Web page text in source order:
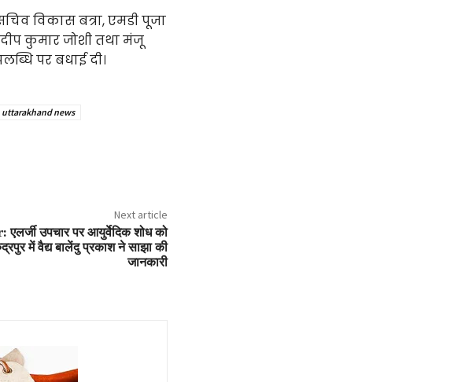
विकास बत्रा, एमडी पूजा
कुमार जोशी तथा मंजू
पर बधाई दी।
uttarakhand news
Next article
उपचार पर आयुर्वेदिक शोध को
में वैद्य बालेंदु प्रकाश ने साझा की
जानकारी